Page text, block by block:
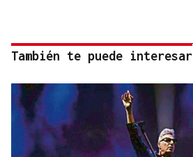
También te puede interesar